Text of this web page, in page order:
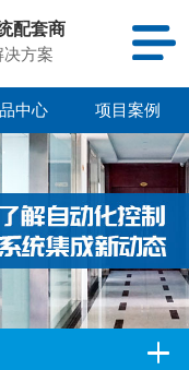
配套商
决方案
中心 项目案例